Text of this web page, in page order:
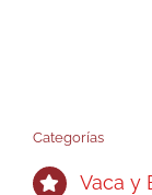
Categorías
Vaca y